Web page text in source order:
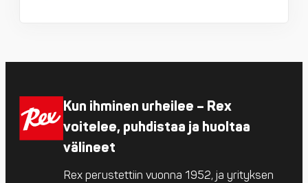
Kun ihminen urheilee – Rex
voitelee, puhdistaa ja huoltaa
välineet
Rex perustettiin vuonna 1952, ja yrityksen